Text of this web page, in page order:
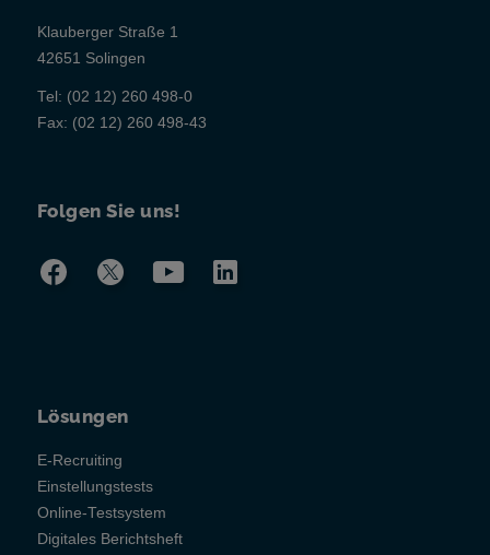
Klauberger Straße 1
42651 Solingen
Tel: (02 12) 260 498-0
Fax: (02 12) 260 498-43
Folgen Sie uns!
Lösungen
E-Recruiting
Einstellungstests
Online-Testsystem
Digitales Berichtsheft